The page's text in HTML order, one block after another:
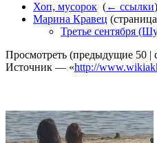
Хоп, мусорок (← ссылки)
Марина Кравец
Третье сентября
Просмотреть (предыдущие 50 |
Источник — «http://